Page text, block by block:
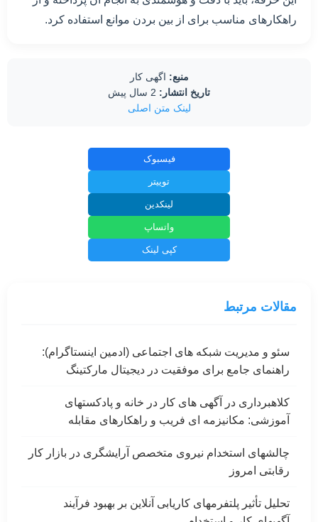
راهکارهای مناسب برای از بین بردن موانع استفاده کرد.
منبع: اگهی کار
تاریخ انتشار:
لینک متن اصلی
فیسبوک
توییتر
لینکدین
واتساپ
کپی لینک
مقالات مرتبط
سئو و مدیریت شبکه های اجتماعی (ادمین اینستاگرام):
راهنمای جامع برای موفقیت در دیجیتال مارکتینگ
کلاهبرداری در آگهی های کار در خانه و پادکستهای
آموزشی: مکانیزمه ای فریب و راهکارهای مقابله
چالشهای استخدام نیروی متخصص آرایشگری در بازار کار
رقابتی امروز
تحلیل تأثیر پلتفرمهای کاریابی آنلاین بر بهبود فرآیند